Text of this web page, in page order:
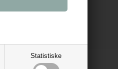
Statistiske